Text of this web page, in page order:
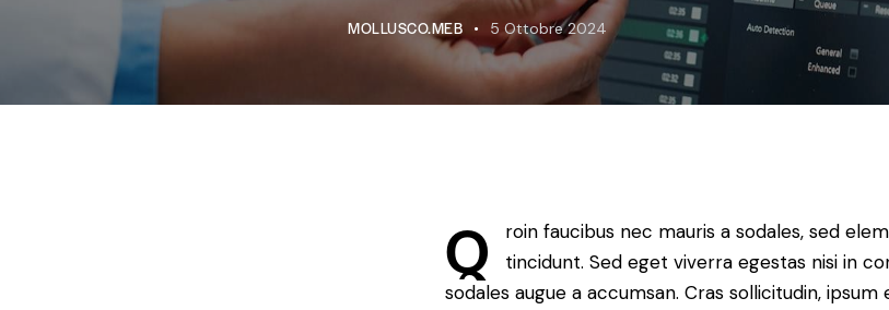
MOLLUSCO.MEB 5 Ottobre 2024
Q
roin faucibus nec mauris a sodales, sed
tincidunt. Sed eget viverra egestas nisi in
sodales augue a accumsan. Cras sollicitudin,